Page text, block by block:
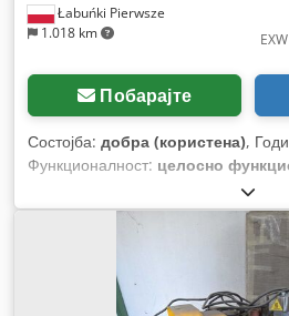
Łabuńki Pierwsze
1.018 km
Побарајте
Состојба: добра (користена),
Функционалност: целосно
, висина на
вретеното:40 мм, ширина на
, вкупна висина:
, брзина на
, пречникот на млазницата за